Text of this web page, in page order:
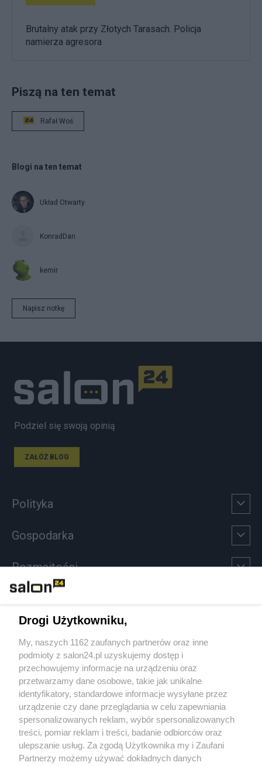
Brutalny atak przy Złotych Tarasach. Policja
namierza agresora
Piszą na ten temat
Rafał Woś
Blogi na ten temat
Układ Otwarty
KonradDan
kemir
Napisz notkę
Podziel się swoją opinią
ZAŁÓŻ BLOG
Polityka
Gospodarka
Rozmaitości
Sport
Społeczeństwo
Kultura
X Facebook Instagram Youtube
Drogi Użytkowniku,
My, naszych 1162 zaufanych partnerów oraz inne
podmioty z salon24.pl uzyskujemy dostęp i
przechowujemy informacje na urządzeniu oraz
przetwarzamy dane osobowe, takie jak unikalne
identyfikatory, standardowe informacje wysyłane przez
urządzenie czy dane przeglądania w celu zapewniania
spersonalizowanych reklam, wybór spersonalizowanych
treści, pomiar reklam i treści, badanie odbiorców oraz
ulepszanie usług. Za zgodą Użytkownika my i Zaufani
Partnerzy możemy używać dokładnych danych